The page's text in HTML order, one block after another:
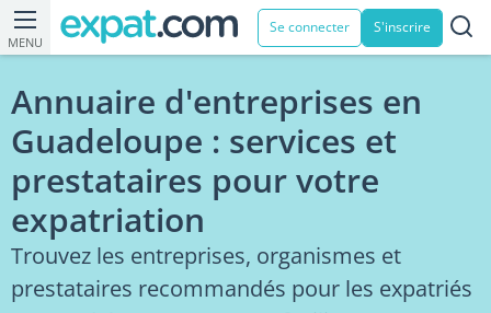
MENU
Se connecter S'inscrire
Annuaire d'entreprises en
Guadeloupe : services et
prestataires pour votre
expatriation
Trouvez les entreprises, organismes et
prestataires recommandés pour les expatriés